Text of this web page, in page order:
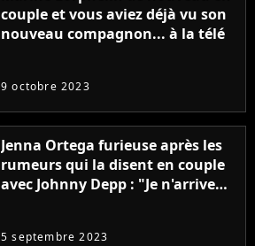
couple et vous aviez déjà vu son
nouveau compagnon... à la télé
9 octobre 2023
Jenna Ortega furieuse après les
rumeurs qui la disent en couple
avec Johnny Depp : "Je n'arrive
5 septembre 2023